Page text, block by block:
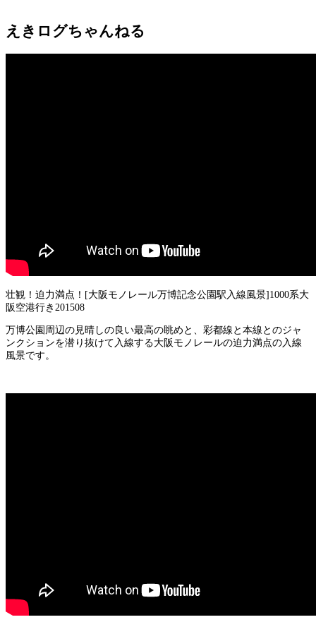
えきログちゃんねる
壮観！迫力満点！[大阪モノレール万博記念公園駅入線風景]1000系大
阪空港行き201508
万博公園周辺の見晴しの良い最高の眺めと、彩都線と本線とのジャ
ンクションを潜り抜けて入線する大阪モノレールの迫力満点の入線
風景です。